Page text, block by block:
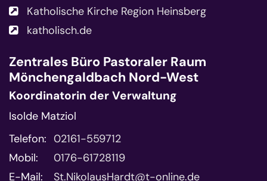
Katholische Kirche Region Heinsberg
katholisch.de
Zentrales Büro Pastoraler Raum
Mönchengaldbach Nord-West
Koordinatorin der Verwaltung
Isolde Matziol
Telefon: 02161-559712
Mobil:
0176-61728119
E-Mail:
St.NikolausHardt@t-online.de